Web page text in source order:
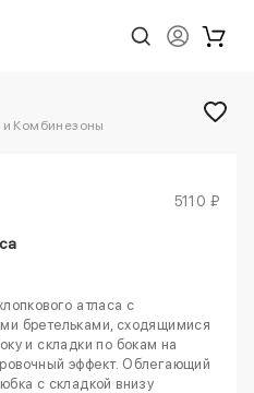
1/2
и Комбинезоны
5110 ₽
атласа с
бретельками, сходящимися
и складки по бокам на
эффект. Облегающий
с складкой внизу